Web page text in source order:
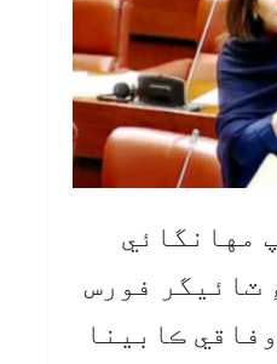
مهانگائي
ٽائيگر فورس
ڪابينا